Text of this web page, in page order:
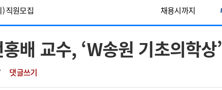
판례 정책/통계
법적고지 광고안내
차) 모집
~2026-08-15
의사 채용
채용시까지
배 교수, ‘W송원 기초의학상’
댓글쓰기